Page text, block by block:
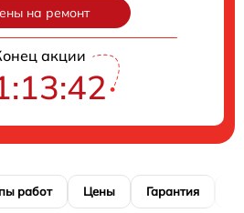
на ремонт
акции
работ Цены Гарантия